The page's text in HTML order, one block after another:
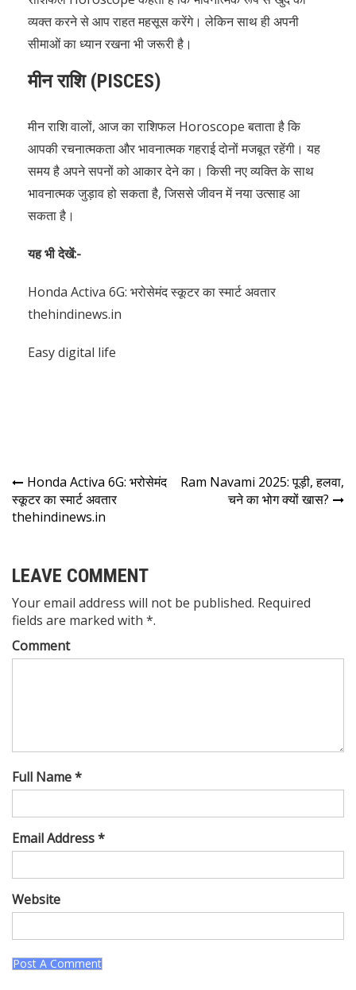
व्यक्त करने से आप राहत महसूस करेंगे। लेकिन साथ ही अपनी
सीमाओं का ध्यान रखना भी जरूरी है।
मीन राशि (PISCES)
मीन राशि वालों, आज का राशिफल Horoscope बताता है कि
आपकी रचनात्मकता और भावनात्मक गहराई दोनों मजबूत रहेंगी। यह
समय है अपने सपनों को आकार देने का। किसी नए व्यक्ति के साथ
भावनात्मक जुड़ाव हो सकता है, जिससे जीवन में नया उत्साह आ
सकता है।
यह भी देखें:-
Honda Activa 6G: भरोसेमंद स्कूटर का स्मार्ट अवतार
thehindinews.in
Easy digital life
Honda Activa 6G: भरोसेमंद
स्कूटर का स्मार्ट अवतार
thehindinews.in
Ram Navami 2025: पूड़ी, हलवा,
चने का भोग क्यों खास?
LEAVE COMMENT
Your email address will not be published. Required
fields are marked with *.
Comment
Full Name *
Email Address *
Website